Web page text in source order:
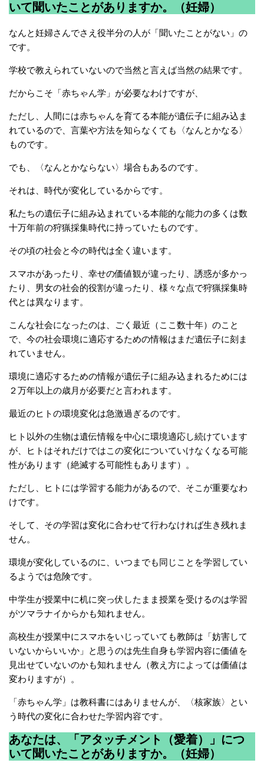
いて聞いたことがありますか。（妊婦）
なんと妊婦さんでさえ役半分の人が「聞いたことがない」の
です。
学校で教えられていないので当然と言えば当然の結果です。
だからこそ「赤ちゃん学」が必要なわけですが、
ただし、人間には赤ちゃんを育てる本能が遺伝子に組み込ま
れているので、言葉や方法を知らなくても〈なんとかなる〉
ものです。
でも、〈なんとかならない〉場合もあるのです。
それは、時代が変化しているからです。
私たちの遺伝子に組み込まれている本能的な能力の多くは数
十万年前の狩猟採集時代に持っていたものです。
その頃の社会と今の時代は全く違います。
スマホがあったり、幸せの価値観が違ったり、誘惑が多かっ
たり、男女の社会的役割が違ったり、様々な点で狩猟採集時
代とは異なります。
こんな社会になったのは、ごく最近（ここ数十年）のこと
で、今の社会環境に適応するための情報はまだ遺伝子に刻ま
れていません。
環境に適応するための情報が遺伝子に組み込まれるためには
２万年以上の歳月が必要だと言われます。
最近のヒトの環境変化は急激過ぎるのです。
ヒト以外の生物は遺伝情報を中心に環境適応し続けています
が、ヒトはそれだけではこの変化についていけなくなる可能
性があります（絶滅する可能性もあります）。
ただし、ヒトには学習する能力があるので、そこが重要なわ
けです。
そして、その学習は変化に合わせて行わなければ生き残れま
せん。
環境が変化しているのに、いつまでも同じことを学習してい
るようでは危険です。
中学生が授業中に机に突っ伏したまま授業を受けるのは学習
がツマラナイからかも知れません。
高校生が授業中にスマホをいじっていても教師は「妨害して
いないからいいか」と思うのは先生自身も学習内容に価値を
見出せていないのかも知れません（教え方によっては価値は
変わりますが）。
「赤ちゃん学」は教科書にはありませんが、〈核家族〉とい
う時代の変化に合わせた学習内容です。
あなたは、「アタッチメント（愛着）」につ
いて聞いたことがありますか。（妊婦）